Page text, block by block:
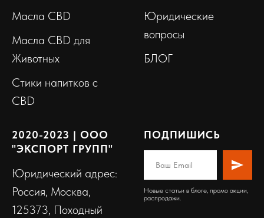
Масла CBD
Масла CBD для
Животных
Стики напитков с
CBD
Юридические
вопросы
БЛОГ
2020-2023 | ООО
"ЭКСПОРТ ГРУПП"
Юридический адрес:
Россия, Москва,
125373, Походный
ПОДПИШИСЬ
Новые статьи в блоге, промо акции,
распродажи.